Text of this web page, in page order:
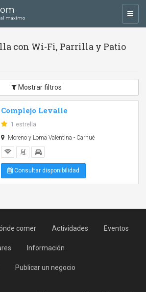
al máximo
con Wi-Fi, Parrilla y Patio
Mostrar filtros
Complejo Levalle
1 estrella
Moreno y Loma Valentina - Carhué
Consultar disponibilidad
comer Actividades Eventos
Información
Publicar un negocio